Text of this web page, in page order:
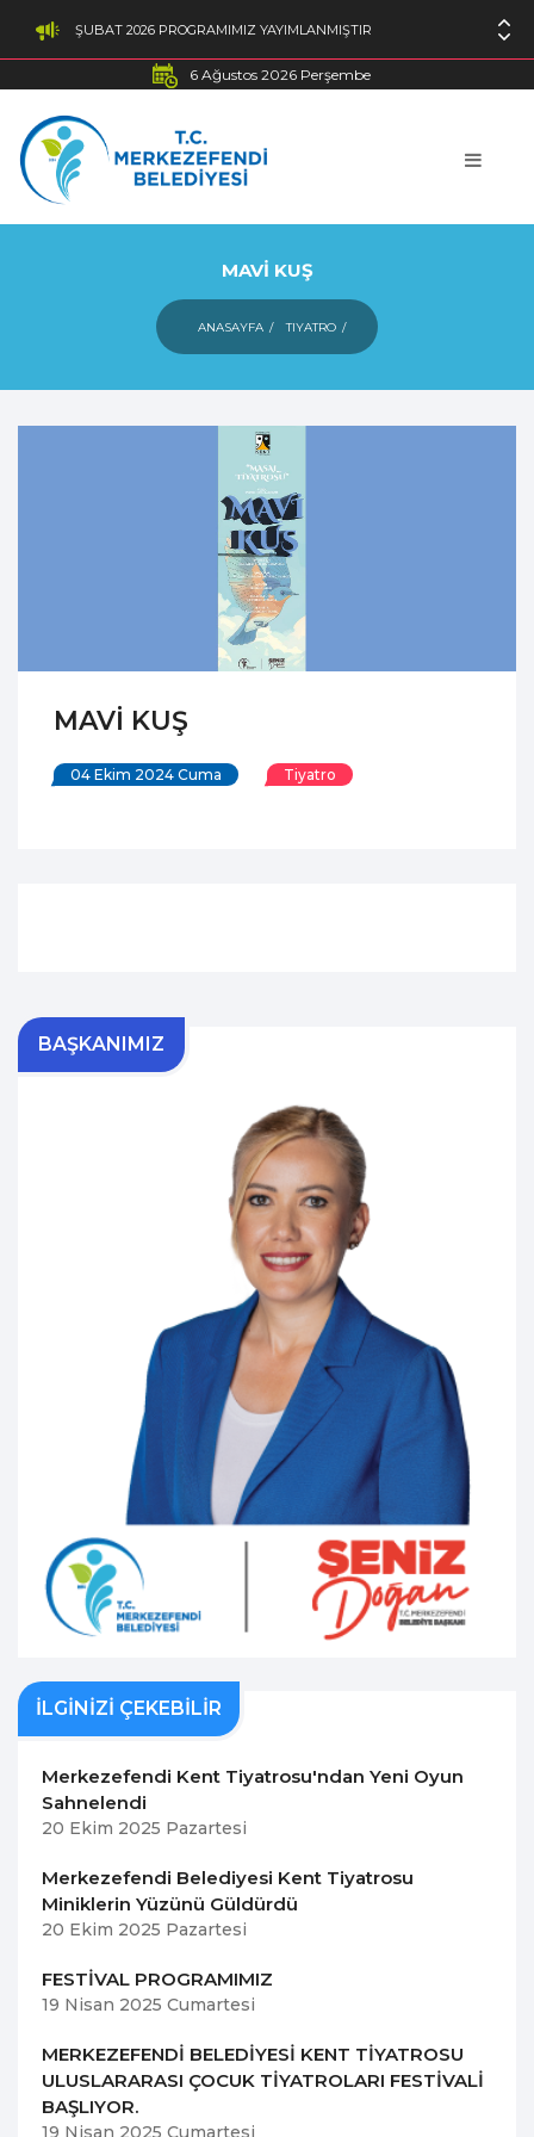
ŞUBAT 2026 PROGRAMIMIZ YAYIMLANMIŞTIR
6 Ağustos 2026 Perşembe
MAVİ KUŞ
ANASAYFA TIYATRO
MAVİ KUŞ
04 Ekim 2024 Cuma Tiyatro
BAŞKANIMIZ
İLGİNİZİ ÇEKEBİLİR
Merkezefendi Kent Tiyatrosu'ndan Yeni Oyun
Sahnelendi
20 Ekim 2025 Pazartesi
Merkezefendi Belediyesi Kent Tiyatrosu
Miniklerin Yüzünü Güldürdü
20 Ekim 2025 Pazartesi
FESTİVAL PROGRAMIMIZ
19 Nisan 2025 Cumartesi
MERKEZEFENDİ BELEDİYESİ KENT TİYATROSU
ULUSLARARASI ÇOCUK TİYATROLARI FESTİVALİ
BAŞLIYOR.